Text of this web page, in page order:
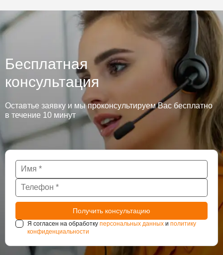
Бесплатная
консультация
Оставтье заявку и мы проконсультируем Вас бесплатно
в течение 10 минут
Я согласен на обработку персональных данных и политику
конфиденциальности